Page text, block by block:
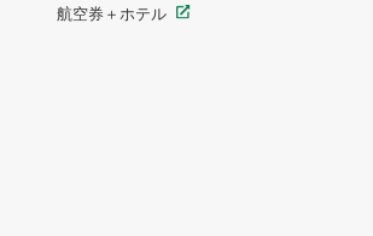
航空券＋ホテル